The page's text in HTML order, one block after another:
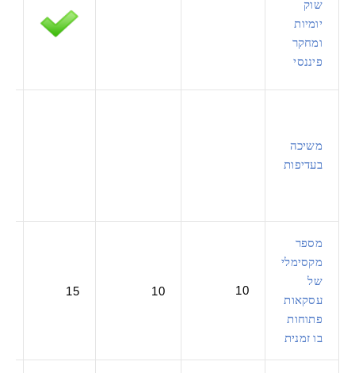
שוק
יומיות
ומחקר
פיננסי
משיכה
בעדיפות
מספר
מקסימלי
של
עסקאות
פתוחות
בו זמנית
10
10
15